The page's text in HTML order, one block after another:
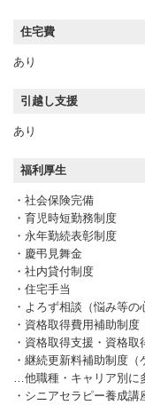
住宅費
あり
引越し支援
あり
福利厚生
・社会保険完備
・育児時短勤務制度
・永年勤続表彰制度
・慶弔見舞金
・社内貸付制度
・住宅手当
・よろず相談（悩み等の
・資格取得費用補助制度
・資格取得支援・資格
・継続更新料補助制度（
…他職種・キャリア別に
・シニアセラピー養成